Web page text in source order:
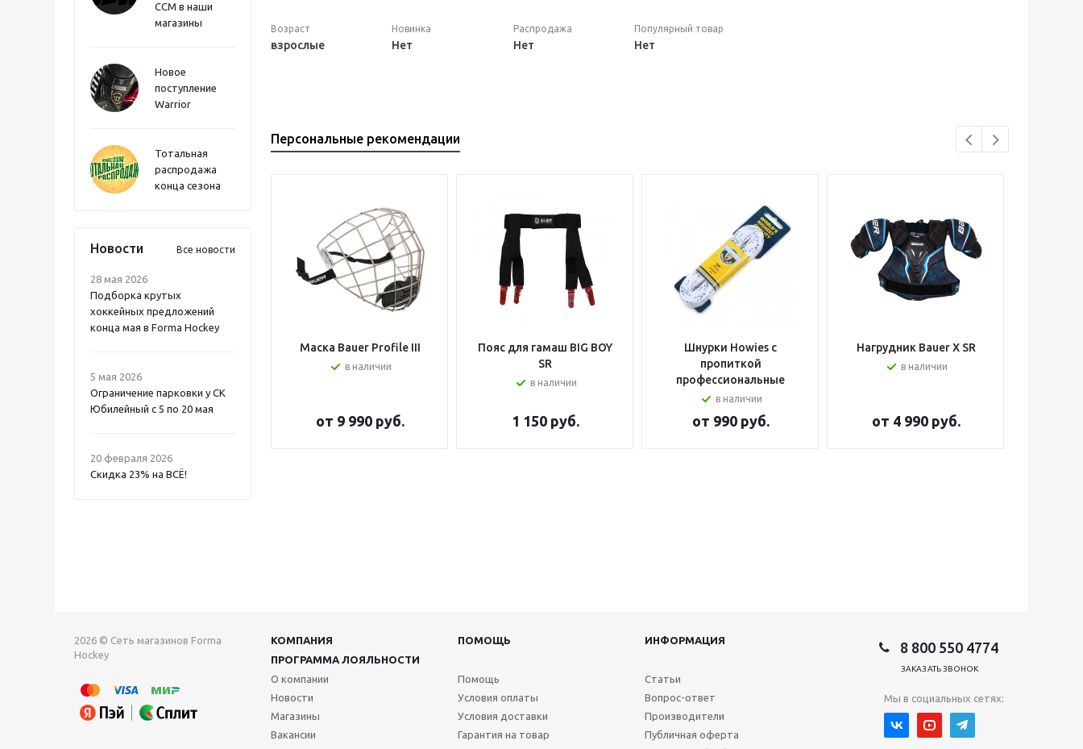
CCM в наши
магазины
Новое
поступление
Warrior
Тотальная
распродажа
конца сезона
Новости Все новости
28 мая 2026
Подборка крутых
хоккейных предложений
конца мая в Forma Hockey
5 мая 2026
Ограничение парковки у СК
Юбилейный с 5 по 20 мая
20 февраля 2026
Скидка 23% на ВСË!
Возраст
взрослые
Новинка
Нет
Распродажа
Нет
Популярный товар
Нет
Персональные рекомендации
Маска Bauer Profile III
в наличии
от 9 990 руб.
Пояс для гамаш BIG BOY
SR
в наличии
1 150руб.
Шнурки Howies с
пропиткой
профессиональные
в наличии
от 990 руб.
Нагрудник Bauer X SR
в наличии
от 4 990 руб.
2026 © Сеть магазинов Forma
Hockey
КОМПАНИЯ ПОМОЩЬ
ИНФОРМАЦИЯ
ПРОГРАММА ЛОЯЛЬНОСТИ
О компании
Новости
Магазины
Вакансии
Помощь
Условия оплаты
Условия доставки
Гарантия на товар
Статьи
Вопрос-ответ
Производители
Публичная оферта
8 800 550 4774
ЗАКАЗАТЬ ЗВОНОК
Мы в социальных сетях: